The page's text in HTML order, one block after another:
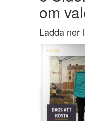
om
Ladda ner